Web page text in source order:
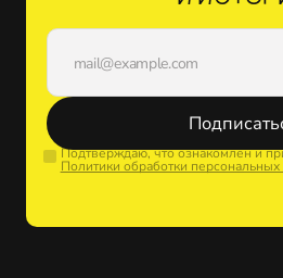
Подтверждаю, что ознакомлен и
Политики обработки